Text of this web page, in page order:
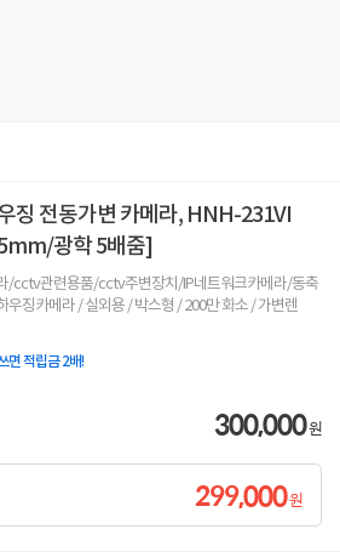
징 전동가변 카메라, HNH-231VI
광학 5배줌]
/cctv관련용품/cctv주변장치/IP네트워크카메라/동축
징카메라 / 실외용 / 박스형 / 200만 화소 / 가변렌
면 적립금 2배!
300,000원
299,000원